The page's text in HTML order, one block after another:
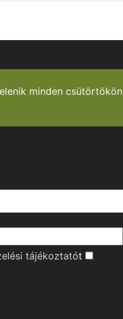
minden csütörtökön
tájékoztatót